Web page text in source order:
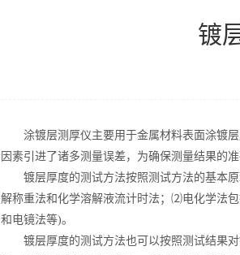
镀
涂镀层测厚仪主要用于金属材料表面涂镀
因素引进了诸多测量误差，为确保测量结果的
镀层厚度的测试方法按照测试方法的基本原
解称重法和化学溶解液流计时法；⑵电化学法
和电镜法等)。
镀层厚度的测试方法也可以按照测试结果对